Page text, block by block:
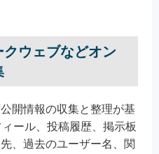
ウェブなどオン
開情報の収集と整理が基
ール、投稿履歴、掲示板
、過去のユーザー名、関